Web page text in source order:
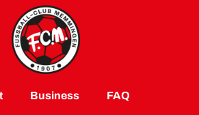
Business FAQ